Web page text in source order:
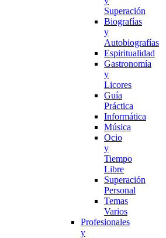
Superación
Biografías
y
Autobiografías
Espiritualidad
Gastronomía
y
Licores
Guía
Práctica
Informática
Música
Ocio
y
Tiempo
Libre
Superación
Personal
Temas
Varios
Profesionales
y